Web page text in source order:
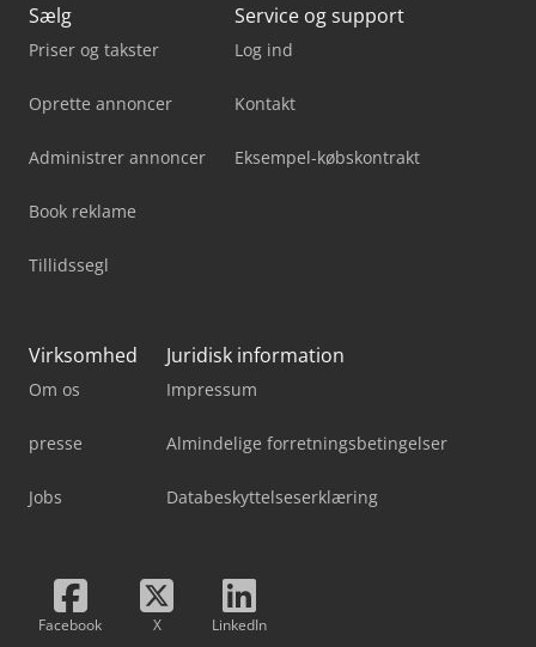
Sælg
Priser og takster
Oprette annoncer
Administrer annoncer
Book reklame
Tillidssegl
Service og support
Log ind
Kontakt
Eksempel-købskontrakt
Virksomhed
Om os
presse
Jobs
Juridisk information
Impressum
Almindelige forretningsbetingelser
Databeskyttelseserklæring
Facebook X LinkedIn